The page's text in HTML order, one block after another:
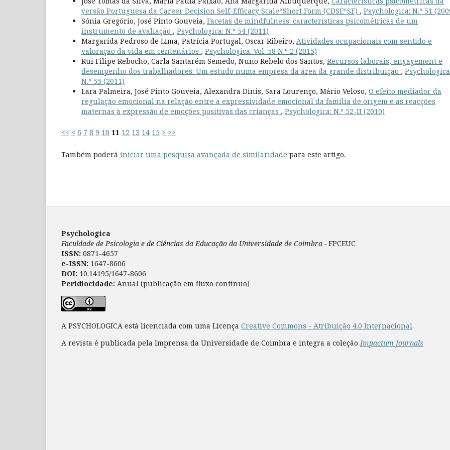
versão Portuguesa da Career Decision Self-Efficacy Scale“Short Form (CDSE“SF) , Psychologica: N.º 51
Sónia Gregório, José Pinto Gouveia, Facetas de mindfulness: características psicométricas de um
instrumento de avaliação , Psychologica: N.º 54 (2011)
Margarida Pedroso de Lima, Patrícia Portugal, Oscar Ribeiro, Atividades ocupacionais com sentido e
valoração da vida em centenários , Psychologica: Vol. 58 N.º 2 (2015)
Rui Filipe Rebocho, Carla Santarém Semedo, Nuno Rebelo dos Santos, Recursos laborais, engagement e
desempenho dos trabalhadores: Um estudo numa empresa da área da grande distribuição ,
N.º 55 (2011)
Lara Palmeira, José Pinto Gouveia, Alexandra Dinis, Sara Lourenço, Mário Veloso, O efeito mediador da
regulação emocional na relação entre a expressividade emocional da família de origem e as reacções
maternas à expressão de emoções positivas das crianças , Psychologica: N.º 52-II (2010)
<< < 6 7 8 9 10 11 12 13 14 15 > >>
Também poderá iniciar uma pesquisa avançada de similaridade para este artigo.
Psychologica
Faculdade de Psicologia e de Ciências da Educação da Universidade de Coimbra - FPCEUC
ISSN: 0871-4657
e-ISSN: 1647-8606
DOI: 10.14195/1647-8606
Peridiocidade: Anual (publicação em fluxo contínuo)
A PSYCHOLOGICA está licenciada com uma Licença Creative Commons - Atribuição 4.0 Internacional.
A revista é publicada pela Imprensa da Universidade de Coimbra e integra a coleçãoImpactum Journals